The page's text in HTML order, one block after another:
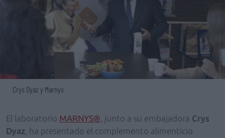
Crys Dyaz y Marnys
El laboratorio MARNYS® , junto a su embajadora Crys
Dyaz , ha presentado el complemento alimenticio